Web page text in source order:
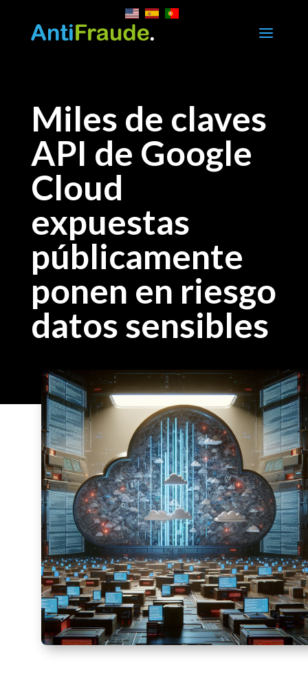
a
Miles de claves
API de Google
Cloud
expuestas
públicamente
ponen en riesgo
datos sensibles